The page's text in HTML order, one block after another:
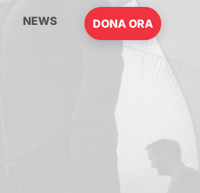
NEWS DONA ORA